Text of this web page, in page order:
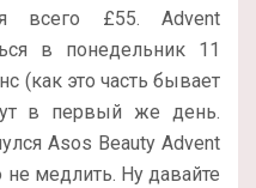
всего £55. Advent
в понедельник 11
(как это часть бывает
в первый же день.
Asos Beauty Advent
медлить. Ну давайте